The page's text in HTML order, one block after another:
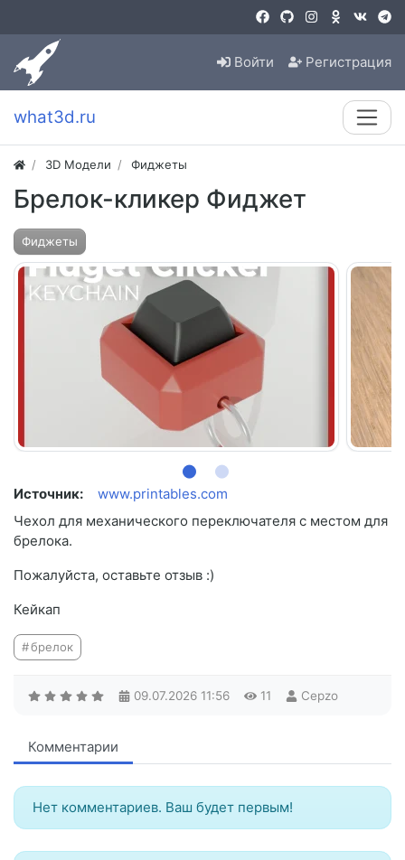
Войти Регистрация
what3d.ru
3D Модели Фиджеты
Брелок-кликер Фиджет
Фиджеты
Источник:
www.printables.com
Чехол для механического переключателя с местом для
брелока.
Пожалуйста, оставьте отзыв :)
Кейкап
брелок
09.07.2026 11:56 11 Cepzo
Комментарии
Нет комментариев. Ваш будет первым!